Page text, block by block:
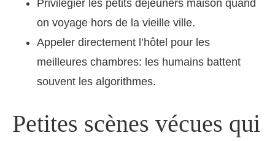
Privilégier les petits déjeuners maison quand
on voyage hors de la vieille ville.
Appeler directement l’hôtel pour les
meilleures chambres: les humains battent
souvent les algorithmes.
Petites scènes vécues qui